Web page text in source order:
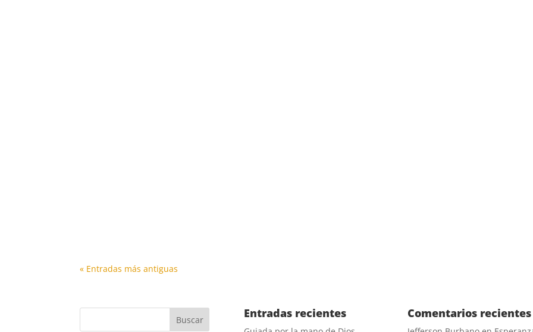
« Entradas más antiguas
Entradas recientes Comentarios recientes